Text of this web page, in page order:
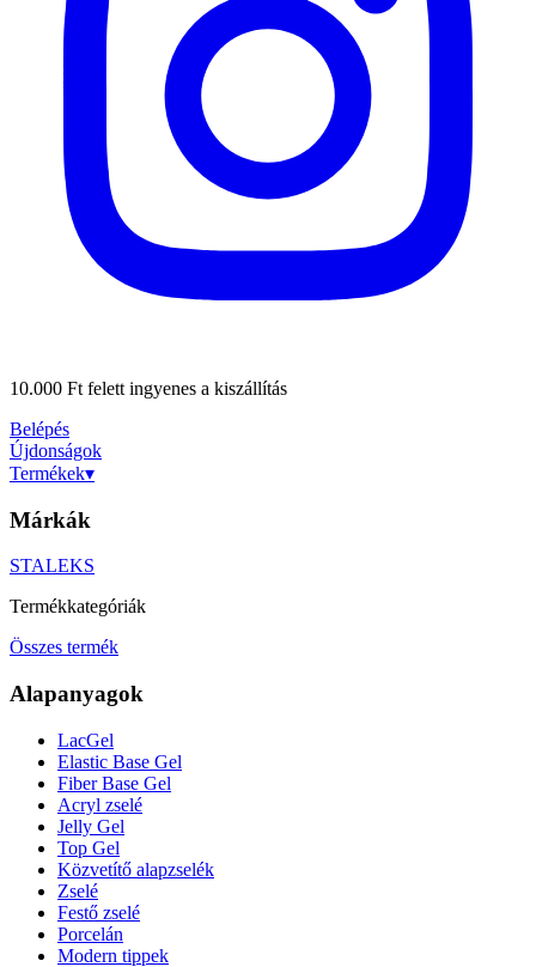
10.000 Ft felett ingyenes a kiszállítás
Belépés
Újdonságok
Termékek▾
Márkák
STALEKS
Termékkategóriák
Összes termék
Alapanyagok
LacGel
Elastic Base Gel
Fiber Base Gel
Acryl zselé
Jelly Gel
Top Gel
Közvetítő alapzselék
Zselé
Festő zselé
Porcelán
Modern tippek